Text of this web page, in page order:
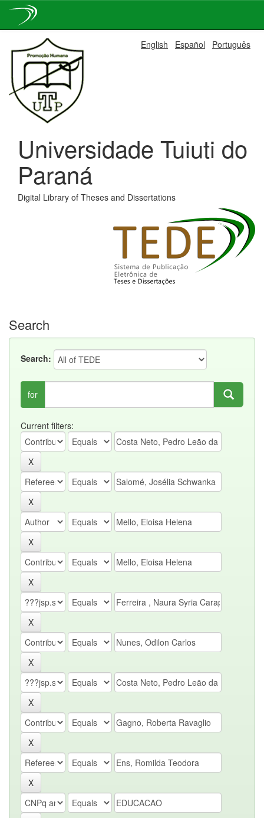
navigation
English Español Português
Universidade Tuiuti do
Paraná
Digital Library of Theses and Dissertations
Search
Search:
for
Current filters: